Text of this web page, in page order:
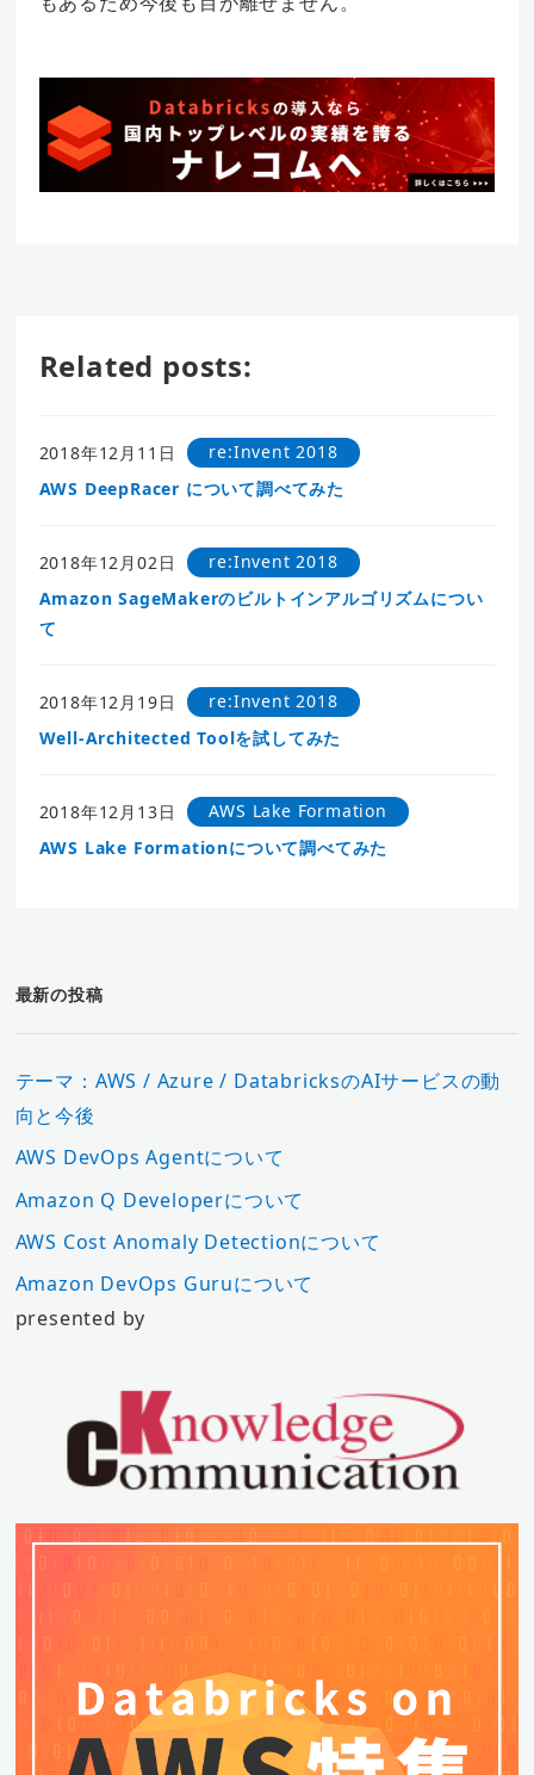
Related posts:
2018年12月11日
re:Invent 2018
AWS DeepRacer について調べてみた
2018年12月02日
re:Invent 2018
Amazon SageMakerのビルトインアルゴリズムについ
て
2018年12月19日
re:Invent 2018
Well-Architected Toolを試してみた
2018年12月13日
AWS Lake Formation
AWS Lake Formationについて調べてみた
最新の投稿
テーマ：AWS / Azure / DatabricksのAIサービスの動
向と今後
AWS DevOps Agentについて
Amazon Q Developerについて
AWS Cost Anomaly Detectionについて
Amazon DevOps Guruについて
presented by